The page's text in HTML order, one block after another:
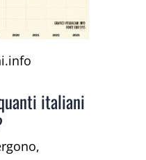
italiani